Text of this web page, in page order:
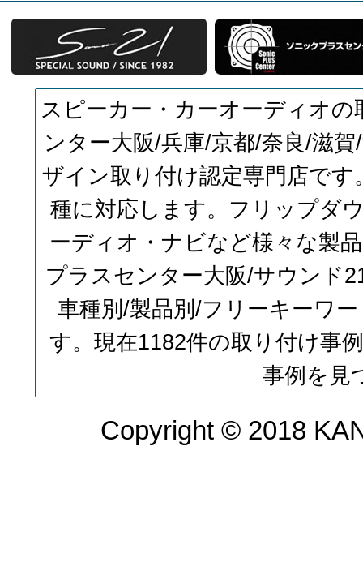
スピーカー・カーオーディオ
ンター大阪/兵庫/京都/奈良/滋
ザイン取り付け認定専門店で
種に対応します。フリップダ
ーディオ・ナビなど様々な製
プラスセンター大阪/サウンド
車種別/製品別/フリーキーワ
す。現在1182件の取り付け事
事例を見
Copyright © 2018